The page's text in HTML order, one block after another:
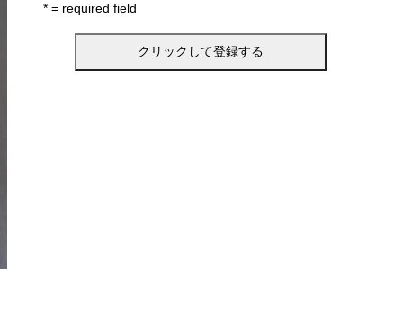
* = required field